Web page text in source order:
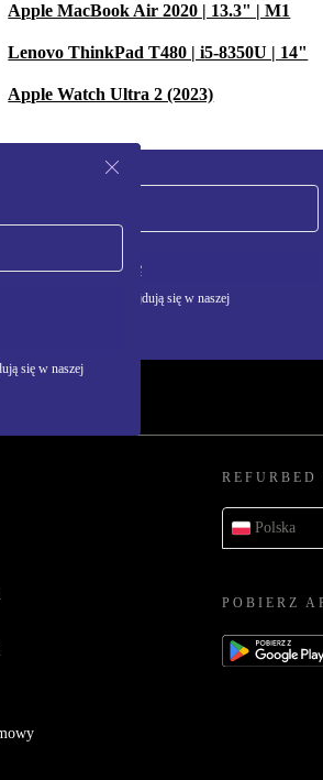
Apple MacBook Air 2020 | 13.3" | M1
Lenovo ThinkPad T480 | i5-8350U | 14"
Apple Watch Ultra 2 (2023)
się w naszej
Zarejestruj się
danych osobowych znajdują się w naszej
REFURBED
Polska
POBIERZ